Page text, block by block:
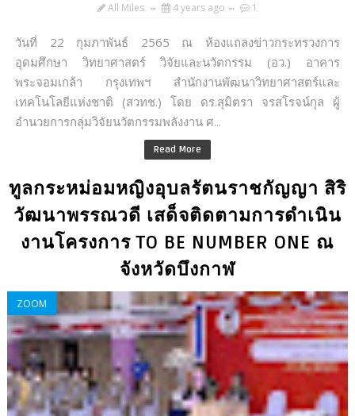
All Miles 4 years ago 1
วันที่ 22 กุมภาพันธ์ 2565 ณ ห้องแถลงข่าวกระทรวงการ
อุดมศึกษา วิทยาศาสตร์ วิจัยและนวัตกรรม (อว.) อาคาร
พระจอมเกล้า กรุงเทพฯ สำนักงานพัฒนาวิทยาศาสตร์และ
เทคโนโลยีแห่งชาติ (สวทช.) โดย ดร.สุมิตรา จรสโรจน์กุล ผู้
อำนวยการกลุ่มวิจัยนวัตกรรมพลังงาน ศ...
Read More
ทูลกระหม่อมหญิงอุบลรัตนราชกัญญา สิริ
วัฒนาพรรณวดี เสด็จติดตามการดำเนิน
งานโครงการ TO BE NUMBER ONE ณ
จังหวัดบึงกาฬ
ZOOM